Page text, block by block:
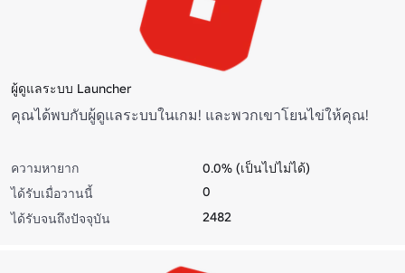
ผู้ดูแลระบบ Launcher
คุณได้พบกับผู้ดูแลระบบในเกม! และพวกเขาโยนไข่ให้คุณ!
ความหายาก
0.0% (เป็นไปไม่ได้)
ได้รับเมื่อวานนี้
0
ได้รับจนถึงปัจจุบัน
2482